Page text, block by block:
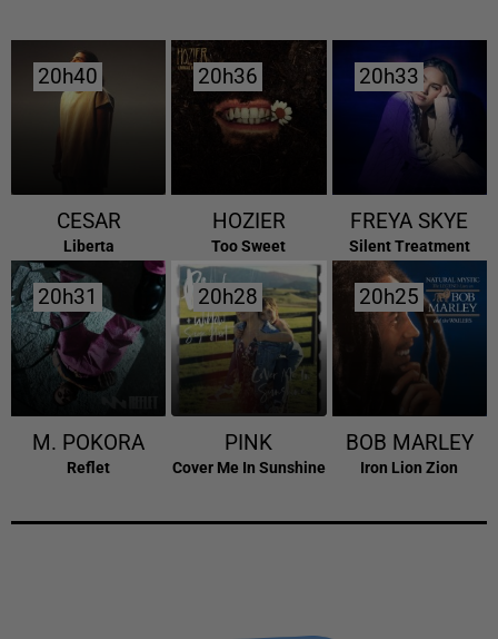
20h40
20h40
CESAR
Liberta
20h36
20h36
HOZIER
Too Sweet
20h33
20h33
FREYA SKYE
Silent Treatment
20h31
20h31
M. POKORA
Reflet
20h28
20h28
PINK
Cover Me In Sunshine
20h25
20h25
BOB MARLEY
Iron Lion Zion